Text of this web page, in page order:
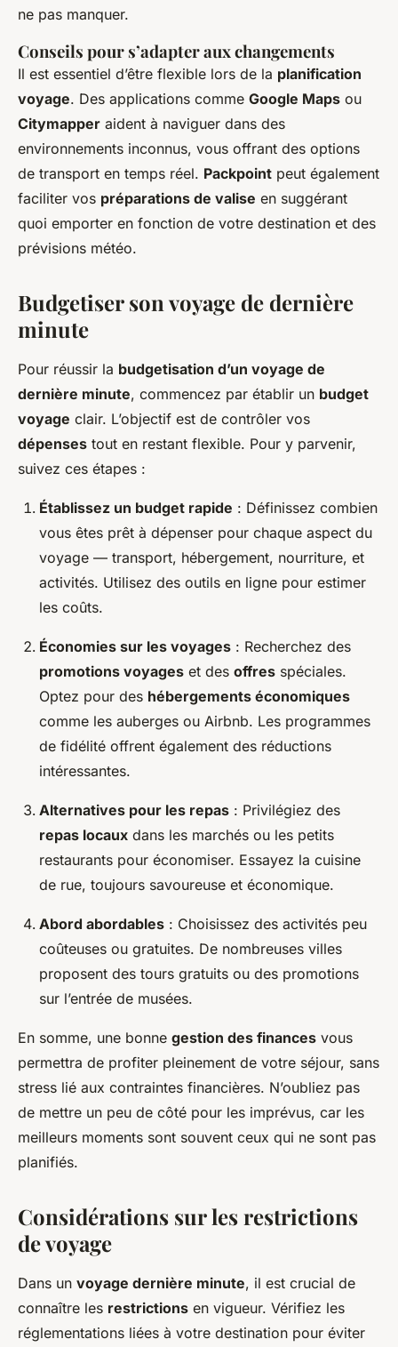
ne pas manquer.
Conseils pour s’adapter aux changements
Il est essentiel d’être flexible lors de la planification
voyage. Des applications comme Google Maps ou
Citymapper aident à naviguer dans des
environnements inconnus, vous offrant des options
de transport en temps réel. Packpoint peut également
faciliter vos préparations de valise en suggérant
quoi emporter en fonction de votre destination et des
prévisions météo.
Budgetiser son voyage de dernière
minute
Pour réussir la budgetisation d’un voyage de
dernière minute, commencez par établir un budget
voyage clair. L’objectif est de contrôler vos
dépenses tout en restant flexible. Pour y parvenir,
suivez ces étapes :
Établissez un budget rapide : Définissez combien
vous êtes prêt à dépenser pour chaque aspect du
voyage — transport, hébergement, nourriture, et
activités. Utilisez des outils en ligne pour estimer
les coûts.
Économies sur les voyages : Recherchez des
promotions voyages et des offres spéciales.
Optez pour des hébergements économiques
comme les auberges ou Airbnb. Les programmes
de fidélité offrent également des réductions
intéressantes.
Alternatives pour les repas : Privilégiez des
repas locaux dans les marchés ou les petits
restaurants pour économiser. Essayez la cuisine
de rue, toujours savoureuse et économique.
Abord abordables : Choisissez des activités peu
coûteuses ou gratuites. De nombreuses villes
proposent des tours gratuits ou des promotions
sur l’entrée de musées.
En somme, une bonne gestion des finances vous
permettra de profiter pleinement de votre séjour, sans
stress lié aux contraintes financières. N’oubliez pas
de mettre un peu de côté pour les imprévus, car les
meilleurs moments sont souvent ceux qui ne sont pas
planifiés.
Considérations sur les restrictions
de voyage
Dans un voyage dernière minute, il est crucial de
connaître les restrictions en vigueur. Vérifiez les
réglementations liées à votre destination pour éviter